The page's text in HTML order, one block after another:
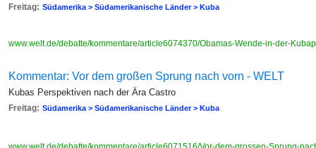
Freitag: Südamerika > Südamerikanische Länder > Kuba
www.welt.de/debatte/kommentare/article6074370/Obamas-Wende-in-der-
Kommentar: Vor dem großen Sprung nach vorn - WELT
Kubas Perspektiven nach der Ära Castro
Freitag: Südamerika > Südamerikanische Länder > Kuba